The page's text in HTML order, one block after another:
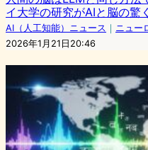
イ大学の研究がAIと脳の驚
AI（人工知能）ニュース ｜ ニュー
2026年1月21日20:46